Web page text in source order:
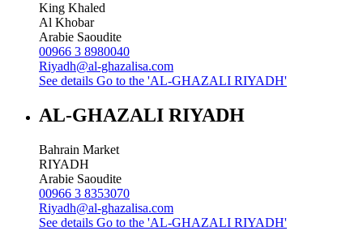
King Khaled
Al Khobar
Arabie Saoudite
00966 3 8980040
Riyadh@al-ghazalisa.com
See details Go to the 'AL-GHAZALI RIYADH'
AL-GHAZALI RIYADH
Bahrain Market
RIYADH
Arabie Saoudite
00966 3 8353070
Riyadh@al-ghazalisa.com
See details Go to the 'AL-GHAZALI RIYADH'